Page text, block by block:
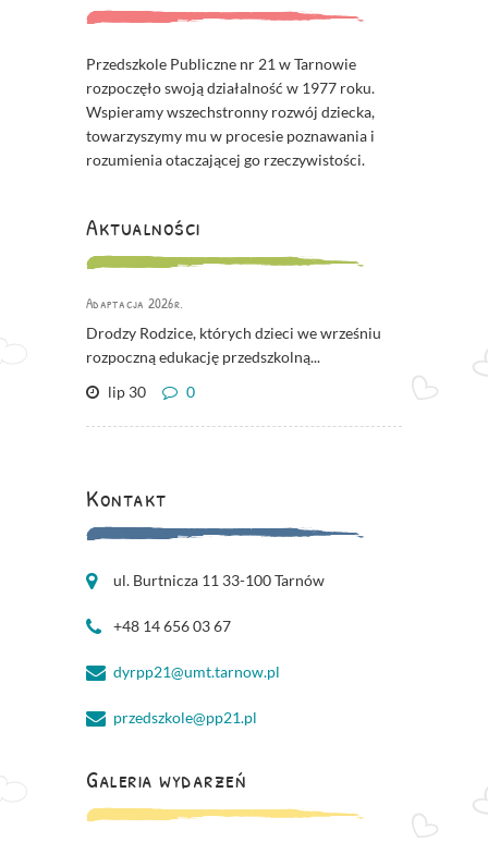
Przedszkole Publiczne nr 21 w Tarnowie
rozpoczęło swoją działalność w 1977 roku.
Wspieramy wszechstronny rozwój dziecka,
towarzyszymy mu w procesie poznawania i
rozumienia otaczającej go rzeczywistości.
Aktualności
Adaptacja 2026r.
Drodzy Rodzice, których dzieci we wrześniu
rozpoczną edukację przedszkolną...
lip 30
0
Kontakt
ul. Burtnicza 11 33-100 Tarnów
+48 14 656 03 67
dyrpp21@umt.tarnow.pl
przedszkole@pp21.pl
Galeria wydarzeń